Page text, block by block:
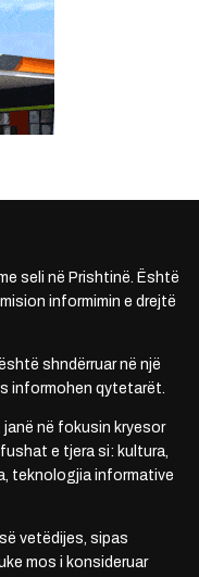
seli në Prishtinë. Është
informimin e drejtë
shndërruar në një
informohen qytetarët.
në fokusin kryesor
e tjera si: kultura,
teknologjia informative
vetëdijes, sipas
mos i konsideruar